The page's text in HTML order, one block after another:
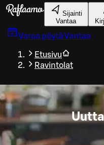
Siirry pääsisältöön
Sijainti
Vantaa
Varaa pöytäVantaa
Etusivu
Ravintolat